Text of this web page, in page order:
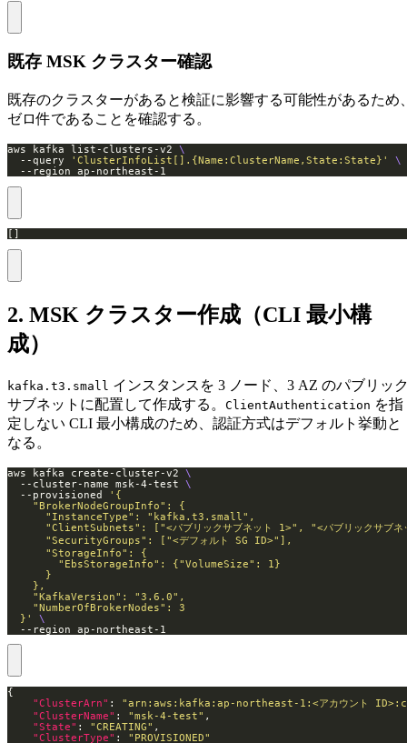
既存 MSK クラスター確認
既存のクラスターがあると検証に影響する可能性があるため
ゼロ件であることを確認する。
aws kafka list-clusters-v2
  --query
'ClusterInfoList[].{Name:ClusterName,State:State}'
  --region ap-northeast-1
[]
2. MSK クラスター作成（CLI 最小構
成）
kafka.t3.small インスタンスを 3 ノード、3 AZ のパブリッ
サブネットに配置して作成する。 ClientAuthentication を指
定しない CLI 最小構成のため、認証方式はデフォルト挙動と
なる。
aws kafka create-cluster-v2
  --cluster-name msk-4-test
  --provisioned
  }'
  --region ap-northeast-1
"ClusterArn" : "arn:aws:kafka:ap-northeast-1:<アカウント
"ClusterName" : "msk-4-test"
"State" : "CREATING"
"ClusterType" : "PROVISIONED"